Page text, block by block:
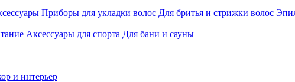
Приборы для укладки волос Для бритья и стрижки волос
Аксессуары для спорта Для бани и сауны
и интерьер